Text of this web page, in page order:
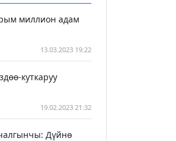
миллион адам
13.03.2023 19:22
куткаруу
19.02.2023 21:32
Дүйнө